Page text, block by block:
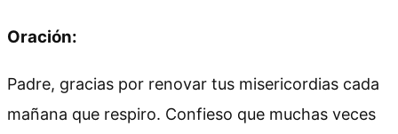
Oración:
Padre, gracias por renovar tus misericordias cada
mañana que respiro. Confieso que muchas veces